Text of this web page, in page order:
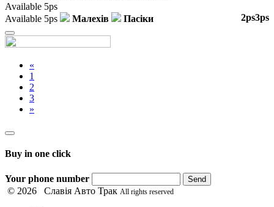
Available 5ps
Available 5ps Малехів 3ps
Пасіки 2ps
Close
«
1
2
3
»
Buy in one click
Your phone number Send
© 2026 Славія Авто Трак All rights reserved